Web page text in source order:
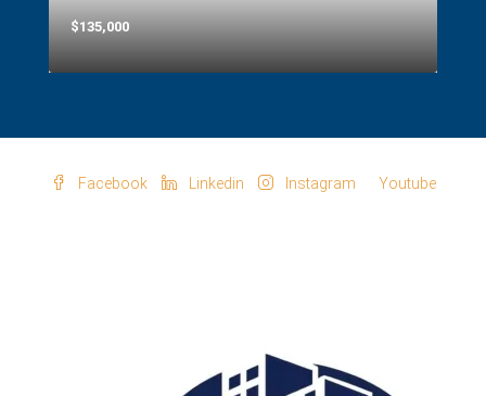
$135,000
Facebook Linkedin Instagram Youtube